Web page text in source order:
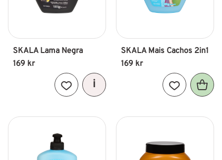
SKALA Lama Negra
169 kr
Lägg till i favoriter
SKALA Mais Cachos 2in1
169 kr
Lägg till i